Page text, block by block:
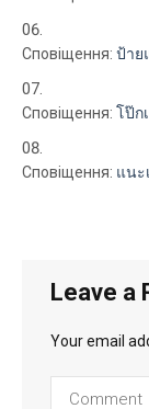
Сповіщення: ป้าย
Сповіщення: โป๊ก
Сповіщення: แนะ
Leave a
Your email